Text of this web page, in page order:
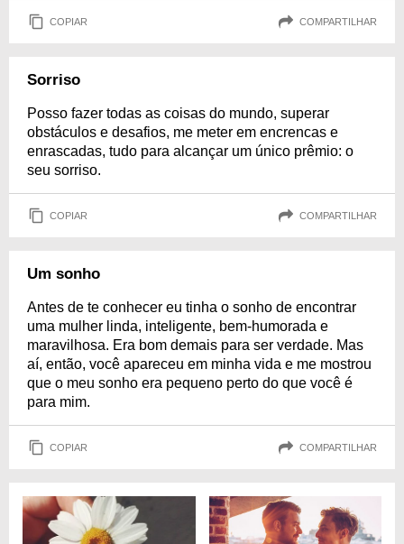
COPIAR COMPARTILHAR
Sorriso
Posso fazer todas as coisas do mundo, superar
obstáculos e desafios, me meter em encrencas e
enrascadas, tudo para alcançar um único prêmio: o
seu sorriso.
COPIAR COMPARTILHAR
Um sonho
Antes de te conhecer eu tinha o sonho de encontrar
uma mulher linda, inteligente, bem-humorada e
maravilhosa. Era bom demais para ser verdade. Mas
aí, então, você apareceu em minha vida e me mostrou
que o meu sonho era pequeno perto do que você é
para mim.
COPIAR COMPARTILHAR